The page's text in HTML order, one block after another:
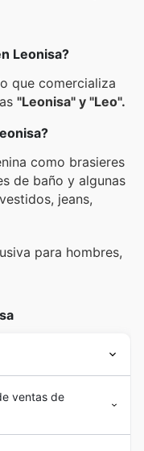
Leonisa?
que comercializa
"Leonisa" y "Leo".
como brasieres
de baño y algunas
jeans,
para hombres,
ventas de